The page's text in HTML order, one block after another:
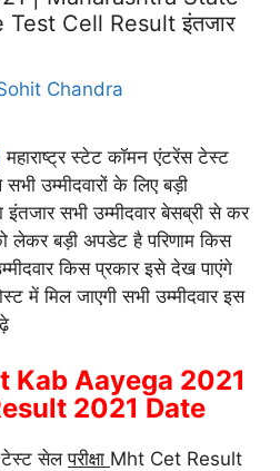
Cell Result इंतजार
Chandra
महाराष्ट्र स्टेट कॉमन एंटरेंस टेस्ट
उम्मीदवारों के लिए बड़ी
सभी उम्मीदवार बेसब्री से कर
लेकर बड़ी अपडेट है परिणाम किस
किस प्रकार इसे देख पाएंगे
में मिल जाएगी सभी उम्मीदवार इस
Kab Aayega 2021
2021 Date
टेस्ट सेलपरीक्षा Mht Cet Result